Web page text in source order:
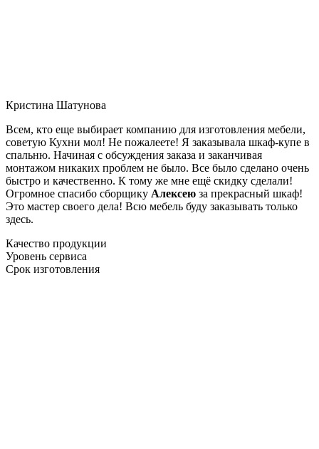
Кристина Шатунова
Всем, кто еще выбирает компанию для изготовления мебели,
советую Кухни мол! Не пожалеете! Я заказывала шкаф-купе в
спальню. Начиная с обсуждения заказа и заканчивая
монтажом никаких проблем не было. Все было сделано очень
быстро и качественно. К тому же мне ещё скидку сделали!
Огромное спасибо сборщику Алексею за прекрасный шкаф!
Это мастер своего дела! Всю мебель буду заказывать только
здесь.
Качество продукции
Уровень сервиса
Срок изготовления